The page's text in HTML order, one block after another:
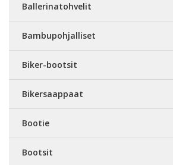
Ballerinatohvelit
Bambupohjalliset
Biker-bootsit
Bikersaappaat
Bootie
Bootsit